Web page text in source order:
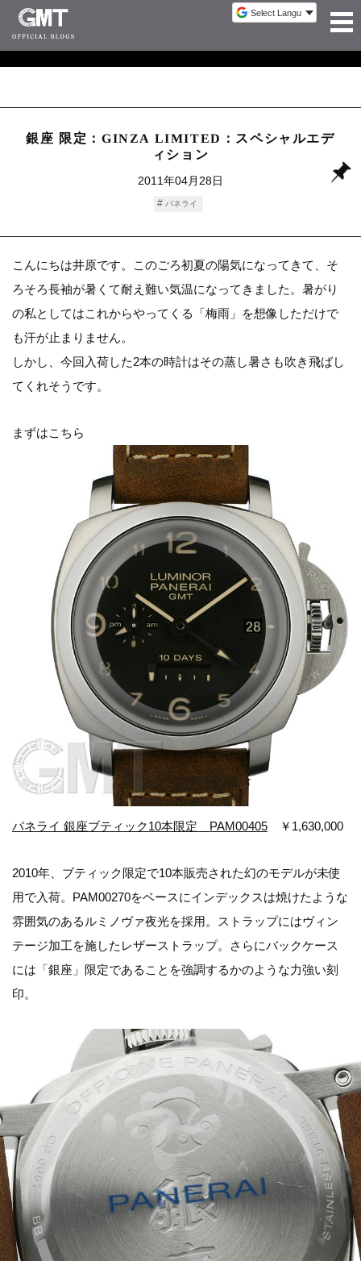
銀座 限定：GINZA LIMITED：スペシャルエデ
ィション
2011年04月28日
パネライ
こんにちは井原です。このごろ初夏の陽気になってきて、そ
ろそろ長袖が暑くて耐え難い気温になってきました。暑がり
の私としてはこれからやってくる「梅雨」を想像しただけで
も汗が止まりません。
しかし、今回入荷した2本の時計はその蒸し暑さも吹き飛ばし
てくれそうです。
まずはこちら
パネライ 銀座ブティック10本限定 PAM00405 ￥1,630,000
2010年、ブティック限定で10本販売された幻のモデルが未使
用で入荷。PAM00270をベースにインデックスは焼けたような
雰囲気のあるルミノヴァ夜光を採用。ストラップにはヴィン
テージ加工を施したレザーストラップ。さらにバックケース
には「銀座」限定であることを強調するかのような力強い刻
印。